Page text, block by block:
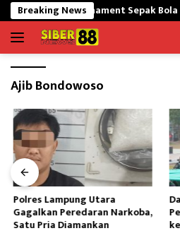
Langsung
ke
konten
Breaking News
Turnament Sepak Bola Piala
Ajib Bondowoso
Polres Lampung Utara
Gagalkan Peredaran Narkoba,
Satu Pria Diamankan